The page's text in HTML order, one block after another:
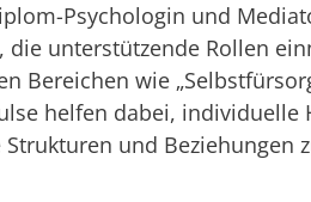
Psychologin und
unterstützende Rollen
wie
helfen dabei,
und Beziehungen